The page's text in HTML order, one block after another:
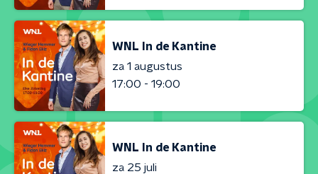
WNL In de Kantine
za 1 augustus
17:00 - 19:00
WNL In de Kantine
za 25 juli